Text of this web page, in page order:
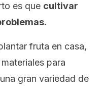
es que cultivar
fruta en casa,
para
gran variedad de